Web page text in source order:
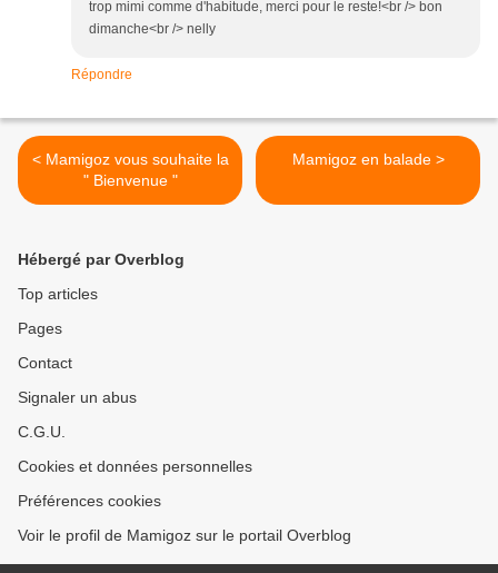
trop mimi comme d'habitude, merci pour le reste!<br /> bon
dimanche<br /> nelly
Répondre
< Mamigoz vous souhaite la
" Bienvenue "
Mamigoz en balade >
Hébergé par Overblog
Top articles
Pages
Contact
Signaler un abus
C.G.U.
Cookies et données personnelles
Préférences cookies
Voir le profil de Mamigoz sur le portail Overblog